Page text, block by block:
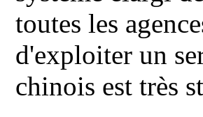
toutes les
d'exploiter un
chinois est très